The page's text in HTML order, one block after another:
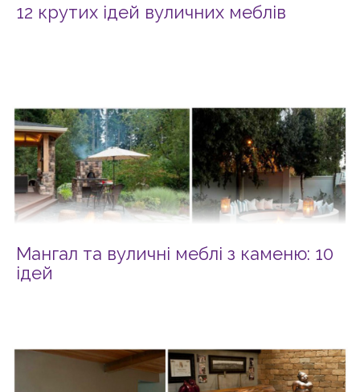
12 крутих ідей вуличних меблів
Мангал та вуличні меблі з каменю: 10
ідей